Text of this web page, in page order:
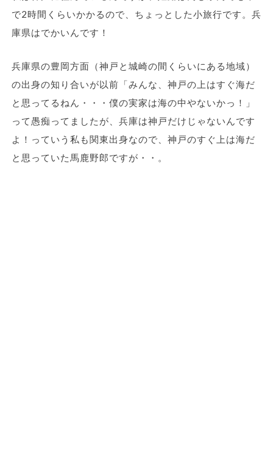
で2時間くらいかかるので、ちょっとした小旅行です。兵
庫県はでかいんです！
兵庫県の豊岡方面（神戸と城崎の間くらいにある地域）
の出身の知り合いが以前「みんな、神戸の上はすぐ海だ
と思ってるねん・・・僕の実家は海の中やないかっ！」
って愚痴ってましたが、兵庫は神戸だけじゃないんです
よ！っていう私も関東出身なので、神戸のすぐ上は海だ
と思っていた馬鹿野郎ですが・・。